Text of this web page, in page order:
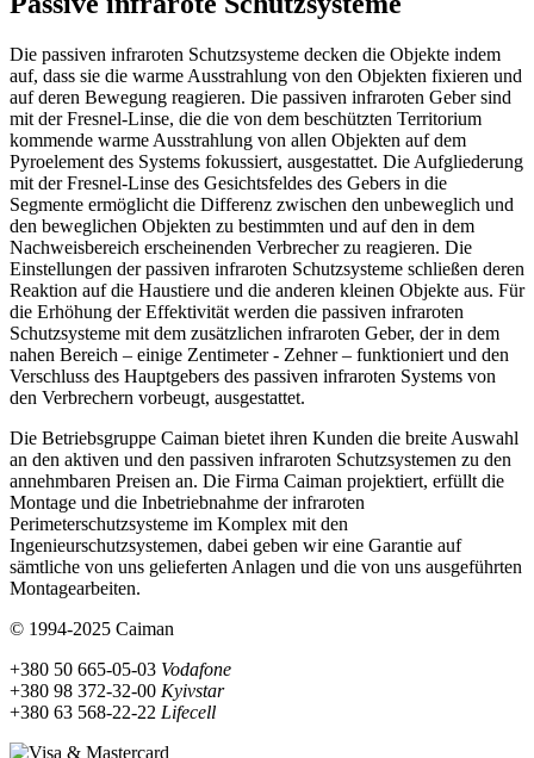
Die passiven infraroten Schutzsysteme decken die Objekte indem
auf, dass sie die warme Ausstrahlung von den Objekten fixieren und
auf deren Bewegung reagieren. Die passiven infraroten Geber sind
mit der Fresnel-Linse, die die von dem beschützten Territorium
kommende warme Ausstrahlung von allen Objekten auf dem
Pyroelement des Systems fokussiert, ausgestattet. Die Aufgliederung
mit der Fresnel-Linse des Gesichtsfeldes des Gebers in die
Segmente ermöglicht die Differenz zwischen den unbeweglich und
den beweglichen Objekten zu bestimmten und auf den in dem
Nachweisbereich erscheinenden Verbrecher zu reagieren. Die
Einstellungen der passiven infraroten Schutzsysteme schließen deren
Reaktion auf die Haustiere und die anderen kleinen Objekte aus. Für
die Erhöhung der Effektivität werden die passiven infraroten
Schutzsysteme mit dem zusätzlichen infraroten Geber, der in dem
nahen Bereich – einige Zentimeter - Zehner – funktioniert und den
Verschluss des Hauptgebers des passiven infraroten Systems von
den Verbrechern vorbeugt, ausgestattet.
Die Betriebsgruppe Caiman bietet ihren Kunden die breite Auswahl
an den aktiven und den passiven infraroten Schutzsystemen zu den
annehmbaren Preisen an. Die Firma Caiman projektiert, erfüllt die
Montage und die Inbetriebnahme der infraroten
Perimeterschutzsysteme im Komplex mit den
Ingenieurschutzsystemen, dabei geben wir eine Garantie auf
sämtliche von uns gelieferten Anlagen und die von uns ausgeführten
Montagearbeiten.
© 1994-2025 Caiman
+380 50 665-05-03 Vodafone
+380 98 372-32-00 Kyivstar
+380 63 568-22-22 Lifecell